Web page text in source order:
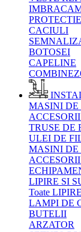
CACIULI
BOTOSEI
CAPELINE
MASINI DE
TRUSE DE
ULEI DE
MASINI DE
LIPIRE SI
Toate
LAMPI DE
BUTELII
ARZATOR